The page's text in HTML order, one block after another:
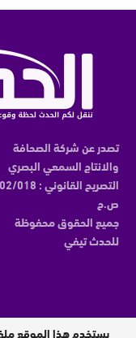
تصدر عن شركة الصحافة
والانتاج السمعي البصري
التصريح القانوني : 02/018
ص.ح
جميع الحقوق محفوظة
للحدث تيفي
يستخدم هذا الموقع